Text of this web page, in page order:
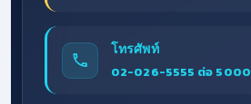
โทรศัพท์
02-026-5555 ต่อ 5000